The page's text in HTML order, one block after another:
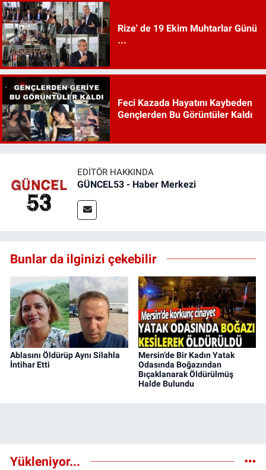
Rize' de 19 Ekim Muhtarlar Günü
...
Feci Kazada Hayatını Kaybeden
Gençlerden Bu Görüntüler Kaldı
EDITÖR HAKKINDA
GÜNCEL53 - Haber Merkezi
Bunlar da ilginizi çekebilir
Ablasını Öldürüp Aynı Silahla
İntihar Etti
Mersin’de Bir Kadın Yatak
Odasında Boğazından
Bıçaklanarak Öldürülmüş
Halde Bulundu
Yükleniyor...